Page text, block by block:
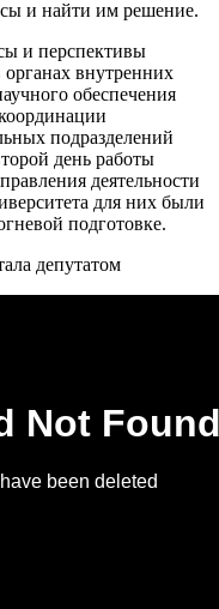
и найти им решение.
и перспективы
внутренних
обеспечения
подразделений
день работы
деятельности
для них были
подготовке.
депутатом